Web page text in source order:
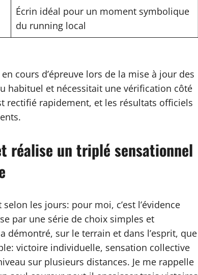
Écrin idéal pour un moment symbolique
du running local
cours d’épreuve lors de la mise à jour des
habituel et nécessitait une vérification côté
rectifié rapidement, et les résultats officiels
réalise un triplé sensationnel
les jours: pour moi, c’est l’évidence
par une série de choix simples et
démontré, sur le terrain et dans l’esprit, que
victoire individuelle, sensation collective
sur plusieurs distances. Je me rappelle